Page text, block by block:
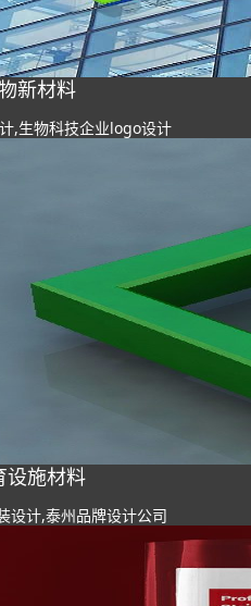
新材料
,生物科技企业logo设计
设施材料
设计,泰州品牌设计公司